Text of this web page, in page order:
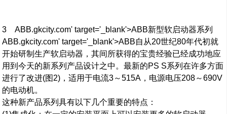
3 ABB.gkcity.com' target='_blank'>ABB新型软启动器系列
ABB.gkcity.com' target='_blank'>ABB自从20世纪80年代初就
开始研制生产软启动器，其间所获得的宝贵经验已经成功地应
用到今天的新系列产品设计之中。最新的PS S系列在许多方面
进行了改进(图2)，适用于电流3～515A，电源电压208～690V
的电动机。
这种新产品系列具有以下几个重要的特点：